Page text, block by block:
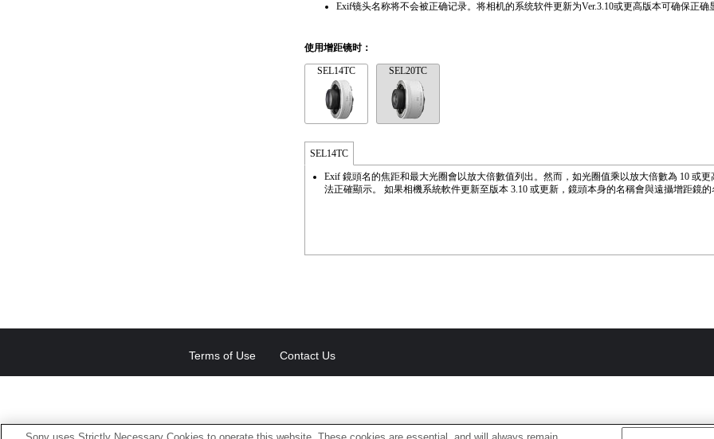
Exif镜头名称将不会被正确记录。将相机的系统软件更新为Ver.3.10或更高版本可确保正确
使用增距镜时：
SEL14TC SEL20TC
SEL14TC
Exif 鏡頭名的焦距和最大光圈會以放大倍數值列出。然而，如光圈值乘以放大倍數為 10 或更
法正確顯示。 如果相機系統軟件更新至版本 3.10 或更新，鏡頭本身的名稱會與遠攝增距鏡的
Terms of Use Contact Us